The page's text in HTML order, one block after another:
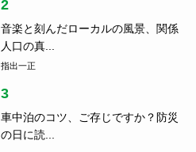
2
音楽と刻んだローカルの風景、関係
人口の真...
指出一正
3
車中泊のコツ、ご存じですか？防災
の日に読...